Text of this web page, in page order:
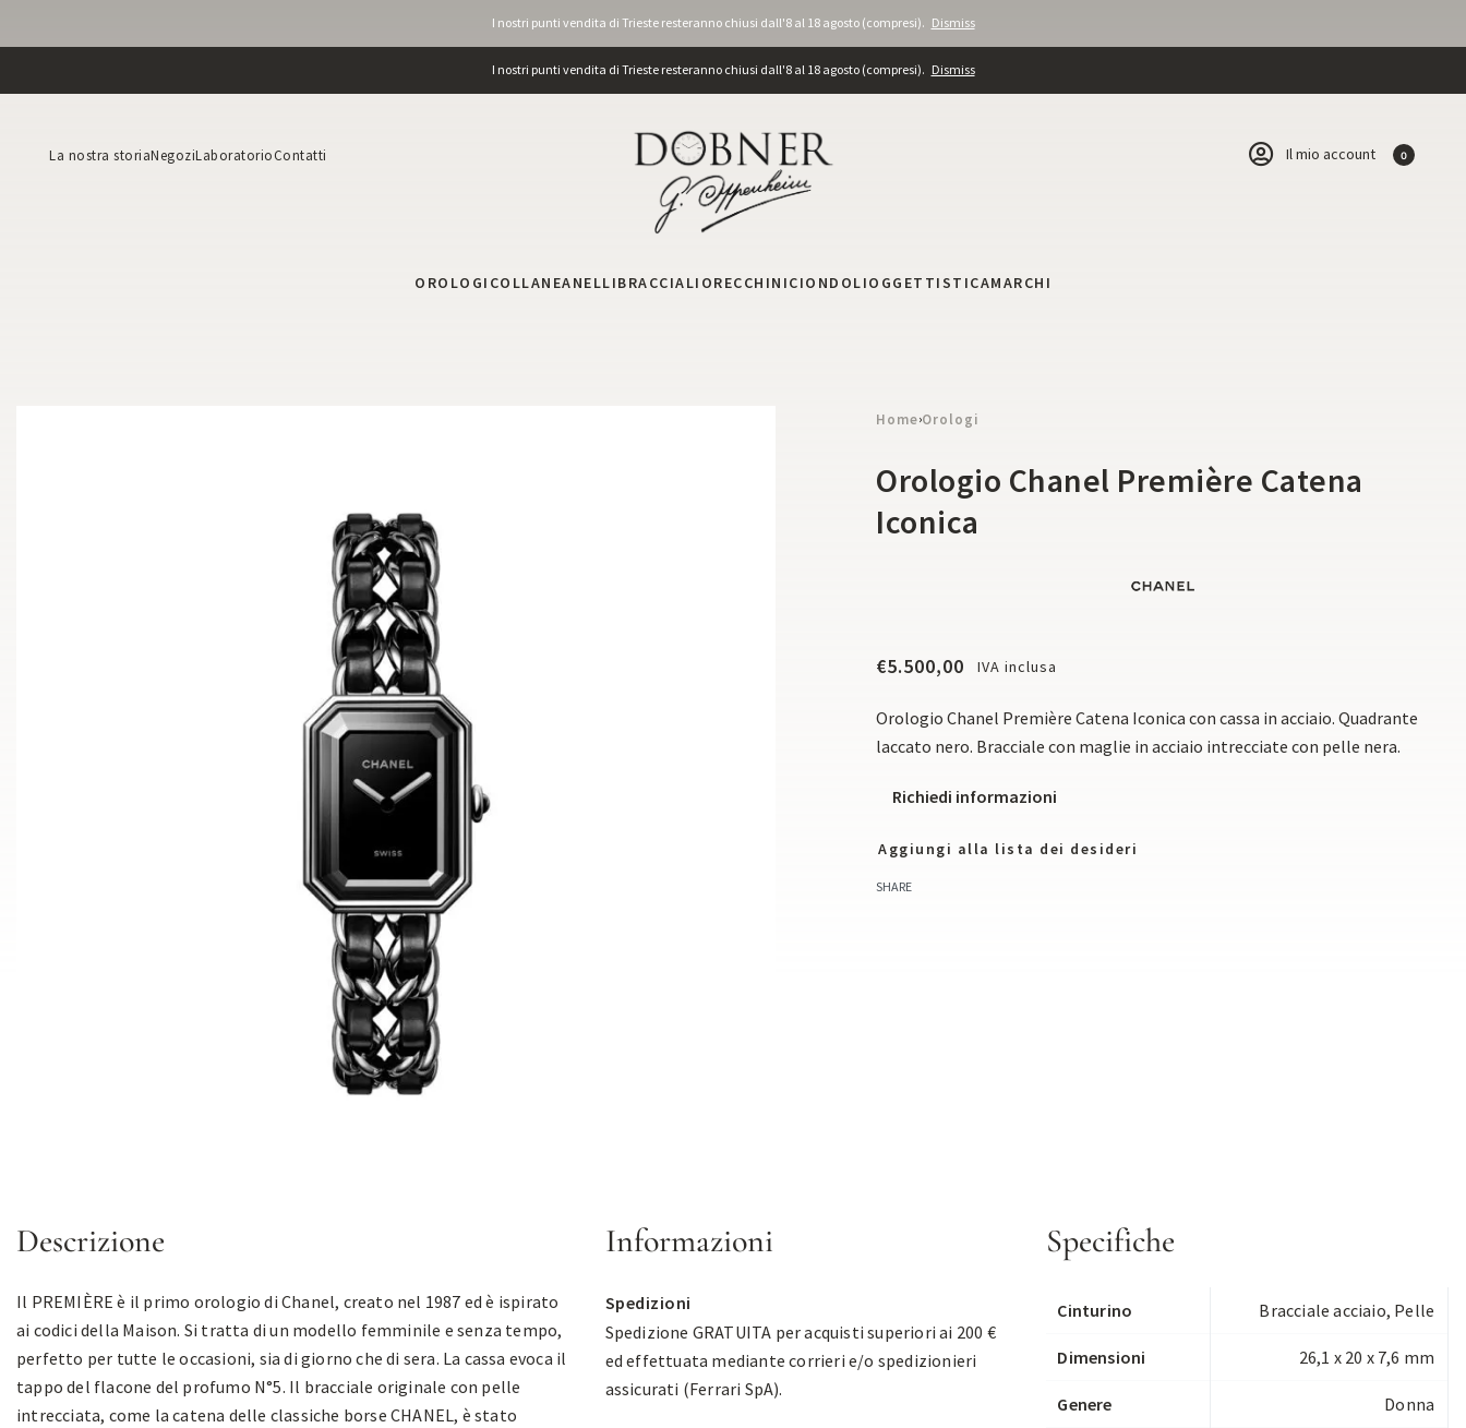
I nostri punti vendita di Trieste resteranno chiusi dall'8 al 18 agosto (compresi). Dismiss
I nostri punti vendita di Trieste resteranno chiusi dall'8 al 18 agosto (compresi). Dismiss
La nostra storiaNegoziLaboratorioContatti Il mio account 0
OROLOGI COLLANEANELLIBRACCIALI ORECCHINICIONDOLIOGGETTISTICAMARCHI
Home›Orologi
Orologio Chanel Première Catena
Iconica
€5.500,00 IVA inclusa
Orologio Chanel Première Catena Iconica con cassa in acciaio. Quadrante
laccato nero. Bracciale con maglie in acciaio intrecciate con pelle nera.
Richiedi informazioni
Aggiungi alla lista dei desideri
SHARE
Descrizione
Il PREMIÈRE è il primo orologio di Chanel, creato nel 1987 ed è ispirato
ai codici della Maison. Si tratta di un modello femminile e senza tempo,
perfetto per tutte le occasioni, sia di giorno che di sera. La cassa evoca il
tappo del flacone del profumo N°5. Il bracciale originale con pelle
intrecciata, come la catena delle classiche borse CHANEL, è stato
Informazioni
Spedizioni
Spedizione GRATUITA per acquisti superiori ai 200 €
ed effettuata mediante corrieri e/o spedizionieri
assicurati (Ferrari SpA).
Specifiche
Cinturino Bracciale acciaio, Pelle
Dimensioni 26,1 x 20 x 7,6 mm
Genere Donna